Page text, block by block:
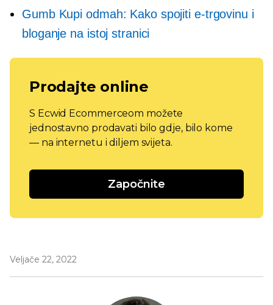
Gumb Kupi odmah: Kako spojiti e-trgovinu i
bloganje na istoj stranici
Prodajte online
S Ecwid Ecommerceom možete
jednostavno prodavati bilo gdje, bilo kome
— na internetu i diljem svijeta.
Započnite
Veljače 22, 2022